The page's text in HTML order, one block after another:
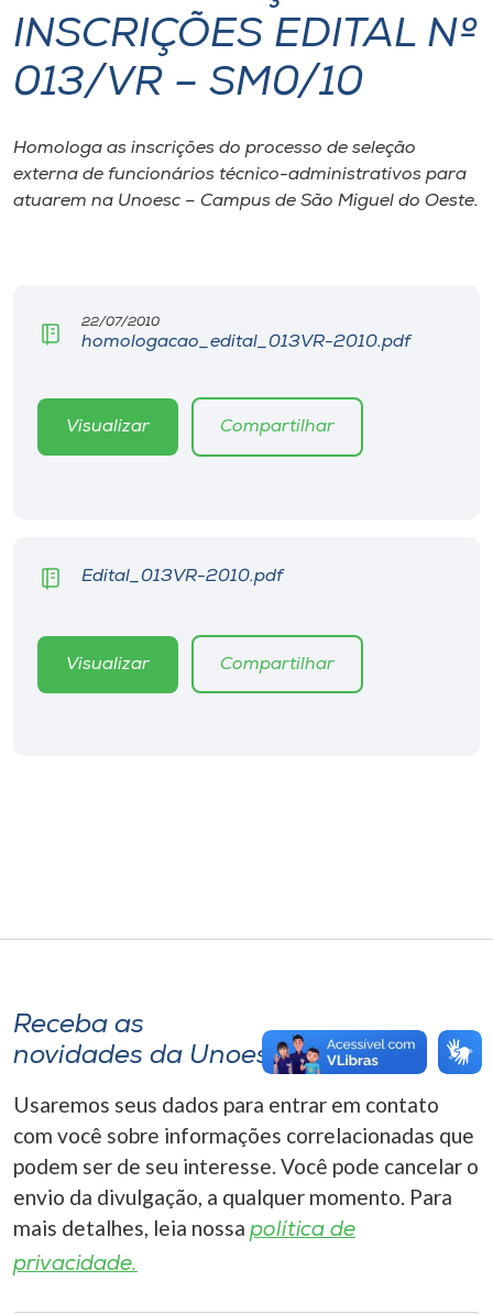
I.nova
Cultura
Unoesc
INSCRIÇÕES EDITAL Nº
013/VR – SM0/10
Homologa as inscrições do processo de seleção
externa de funcionários técnico-administrativos para
atuarem na Unoesc – Campus de São Miguel do Oeste.
22/07/2010
homologacao_edital_013VR-2010.pdf
Visualizar Compartilhar
Edital_013VR-2010.pdf
Visualizar Compartilhar
Receba as
novidades da Unoesc
Usaremos seus dados para entrar em contato
com você sobre informações correlacionadas que
podem ser de seu interesse. Você pode cancelar o
envio da divulgação, a qualquer momento. Para
mais detalhes, leia nossa política de
privacidade.